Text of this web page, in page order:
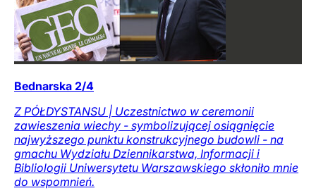
Bednarska 2/4
Z PÓŁDYSTANSU | Uczestnictwo w ceremonii
zawieszenia wiechy - symbolizującej osiągnięcie
najwyższego punktu konstrukcyjnego budowli - na
gmachu Wydziału Dziennikarstwa, Informacji i
Bibliologii Uniwersytetu Warszawskiego skłoniło mnie
do wspomnień.